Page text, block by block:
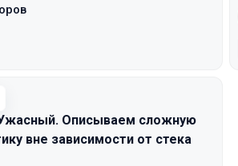
Ужасный. Описываем сложную
вне зависимости от стека